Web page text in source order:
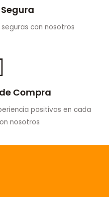
con nosotros
Compra
positivas en cada
nosotros